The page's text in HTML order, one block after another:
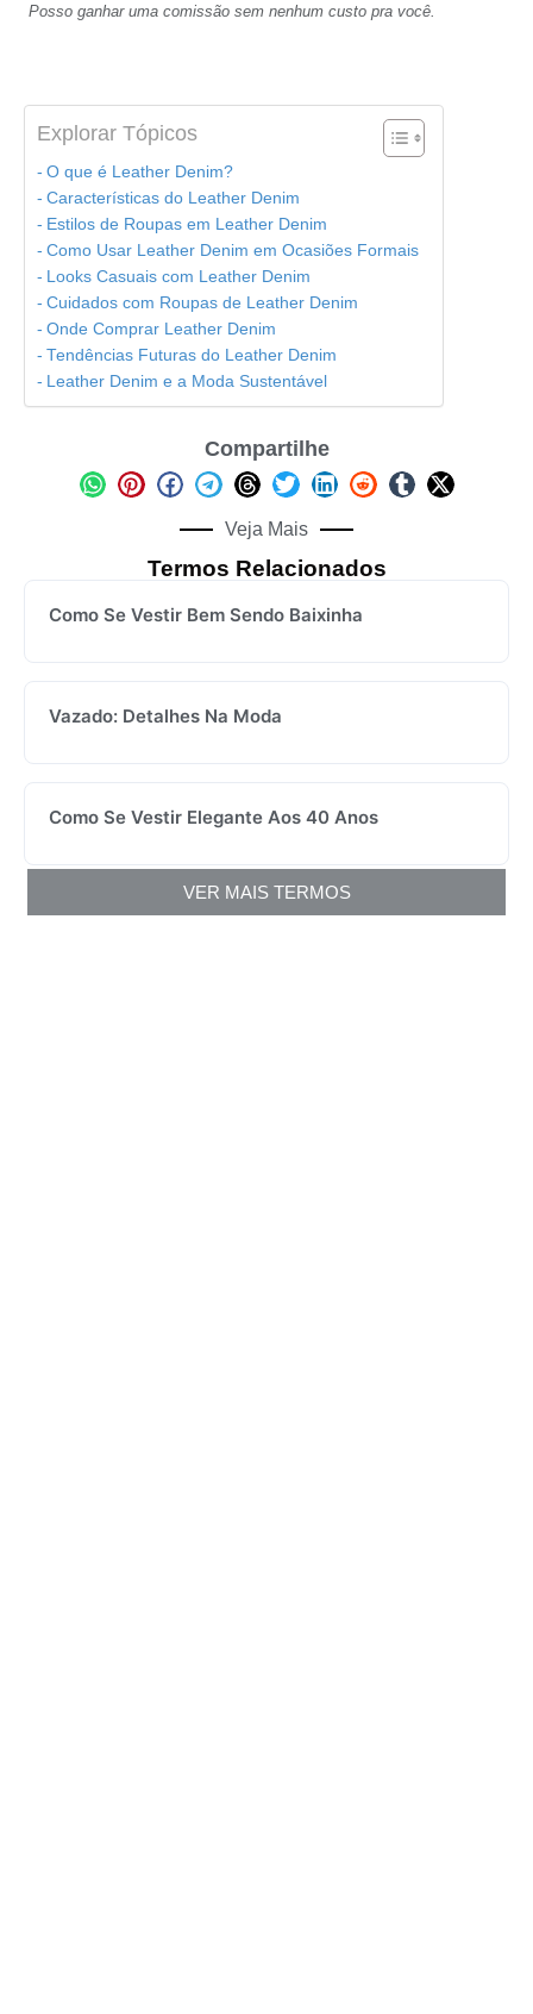
Posso ganhar uma comissão sem nenhum custo pra você.
Explorar Tópicos
O que é Leather Denim?
Características do Leather Denim
Estilos de Roupas em Leather Denim
Como Usar Leather Denim em Ocasiões Formais
Looks Casuais com Leather Denim
Cuidados com Roupas de Leather Denim
Onde Comprar Leather Denim
Tendências Futuras do Leather Denim
Leather Denim e a Moda Sustentável
Compartilhe
Veja Mais
Termos Relacionados
Como Se Vestir Bem Sendo Baixinha
Vazado: Detalhes Na Moda
Como Se Vestir Elegante Aos 40 Anos
VER MAIS TERMOS